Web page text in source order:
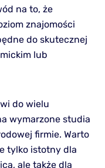
na to, że
znajomości
do skutecznej
lub
do wielu
wymarzone studia
firmie. Warto
tylko istotny dla
ale także dla